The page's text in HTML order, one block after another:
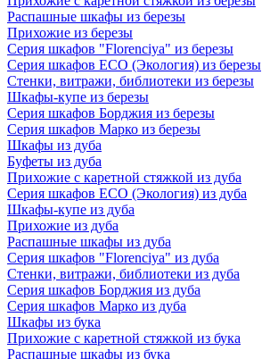
Распашные шкафы из березы
Прихожие из березы
Серия шкафов "Florenciya" из березы
Серия шкафов ECO (Экология) из березы
Стенки, витражи, библиотеки из березы
Шкафы-купе из березы
Серия шкафов Борджия из березы
Серия шкафов Марко из березы
Шкафы из дуба
Буфеты из дуба
Прихожие с каретной стяжкой из дуба
Серия шкафов ECO (Экология) из дуба
Шкафы-купе из дуба
Прихожие из дуба
Распашные шкафы из дуба
Серия шкафов "Florenciya" из дуба
Стенки, витражи, библиотеки из дуба
Серия шкафов Борджия из дуба
Серия шкафов Марко из дуба
Шкафы из бука
Прихожие с каретной стяжкой из бука
Распашные шкафы из бука